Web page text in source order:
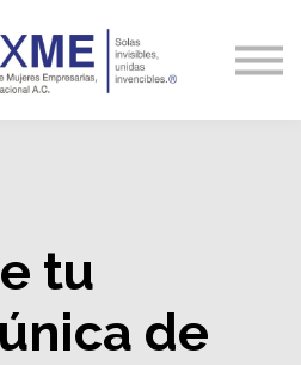
Noticias
tu
de